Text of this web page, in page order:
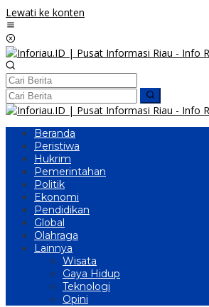
Lewati ke konten
Beranda
Peristiwa
Hukrim
Pemerintahan
Politik
Ekonomi
Pendidikan
Global
Olahraga
Lainnya
Wisata
Gaya Hidup
Teknologi
Opini